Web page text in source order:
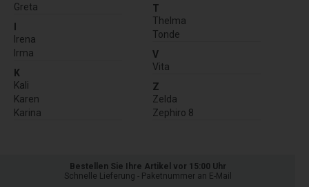
Greta
Irena
Irma
K
Kali
Karen
Karina
T
Thelma
Tonde
V
Vita
Z
Zelda
Zephiro 8
Bestellen Sie Ihre Artikel vor 15:00 Uhr
Schnelle Lieferung - Paketnummer an E-Mail